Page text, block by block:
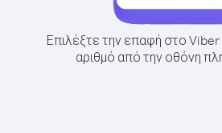
Επιλέξτε την επαφή στο Viber
αριθμό από την οθόνη